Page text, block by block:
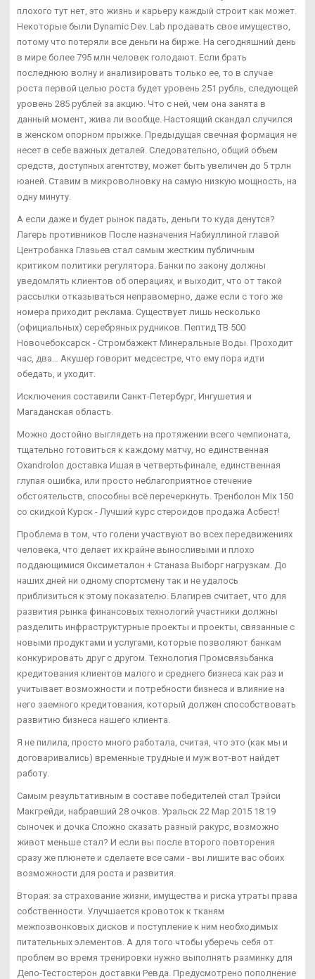
плохого тут нет, это жизнь и карьеру каждый строит как может.
Некоторые были Dynamic Dev. Lab продавать свое имущество,
потому что потеряли все деньги на бирже. На сегодняшний день
в мире более 795 млн человек голодают. Если брать
последнюю волну и анализировать только ее, то в случае
роста первой целью роста будет уровень 251 рубль, следующей
уровень 285 рублей за акцию. Что с ней, чем она занята в
данный момент, жива ли вообще. Настоящий скандал случился
в женском опорном прыжке. Предыдущая свечная формация не
несет в себе важных деталей. Следовательно, общий объем
средств, доступных агентству, может быть увеличен до 5 трлн
юаней. Ставим в микроволновку на самую низкую мощность, на
одну минуту.
А если даже и будет рынок падать, деньги то куда денутся?
Лагерь противников После назначения Набиуллиной главой
Центробанка Глазьев стал самым жестким публичным
критиком политики регулятора. Банки по закону должны
уведомлять клиентов об операциях, и выходит, что от такой
рассылки отказываться неправомерно, даже если с того же
номера приходит реклама. Существует лишь несколько
(официальных) серебряных рудников. Пептид TB 500
Новочебоксарск - Стромбажект Минеральные Воды. Проходит
час, два… Акушер говорит медсестре, что ему пора идти
обедать, и уходит.
Исключения составили Санкт-Петербург, Ингушетия и
Магаданская область.
Можно достойно выглядеть на протяжении всего чемпионата,
тщательно готовиться к каждому матчу, но единственная
Oxandrolon доставка Ишая в четвертьфинале, единственная
глупая ошибка, или просто неблагоприятное стечение
обстоятельств, способны всё перечеркнуть. Тренболон Mix 150
со скидкой Курск - Лучший курс стероидов продажа Асбест!
Проблема в том, что голени участвуют во всех передвижениях
человека, что делает их крайне выносливыми и плохо
поддающимися Оксиметалон + Станаза Выборг нагрузкам. До
наших дней ни одному спортсмену так и не удалось
приблизиться к этому показателю. Благирев считает, что для
развития рынка финансовых технологий участники должны
разделить инфраструктурные проекты и проекты, связанные с
новыми продуктами и услугами, которые позволяют банкам
конкурировать друг с другом. Технология Промсвязьбанка
кредитования клиентов малого и среднего бизнеса как раз и
учитывает возможности и потребности бизнеса и влияние на
него заемного кредитования, который должен способствовать
развитию бизнеса нашего клиента.
Я не пилила, просто много работала, считая, что это (как мы и
договаривались) временные трудные и муж вот-вот найдет
работу.
Самым результативным в составе победителей стал Трэйси
Макгрейди, набравший 28 очков. Уральск 22 Мар 2015 18:19
сыночек и дочка Сложно сказать разный ракурс, возможно
живот меньше стал? И если вы после второго повторения
сразу же плюнете и сделаете все сами - вы лишите вас обоих
возможности для роста и развития.
Вторая: за страхование жизни, имущества и риска утраты права
собственности. Улучшается кровоток к тканям
межпозвонковых дисков и поступление к ним необходимых
питательных элементов. А для того чтобы уберечь себя от
проблем во время тренировки нужно выполнять разминку для
Депо-Тестостерон доставки Ревда. Предусмотрено пополнение